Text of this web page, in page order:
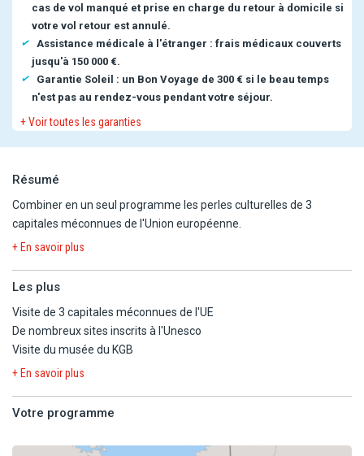
cas de vol manqué et prise en charge du retour à domicile si
votre vol retour est annulé.
Assistance médicale à l'étranger : frais médicaux couverts
jusqu'à 150 000 €.
Garantie Soleil : un Bon Voyage de 300 € si le beau temps
n'est pas au rendez-vous pendant votre séjour.
+ Voir toutes les garanties
Résumé
Combiner en un seul programme les perles culturelles de 3
capitales méconnues de l'Union européenne.
+ En savoir plus
Les plus
Visite de 3 capitales méconnues de l'UE
De nombreux sites inscrits à l'Unesco
Visite du musée du KGB
+ En savoir plus
Votre programme